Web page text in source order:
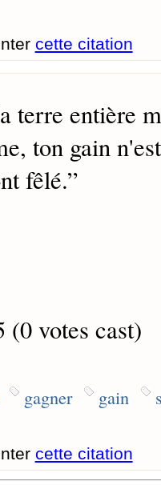
cette citation
terre entière
ton gain
fêlé.”
(0 votes cast)
gagner gain
cette citation